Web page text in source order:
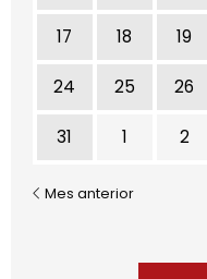
17 18 19
24 25 26
31 1 2
Mes anterior